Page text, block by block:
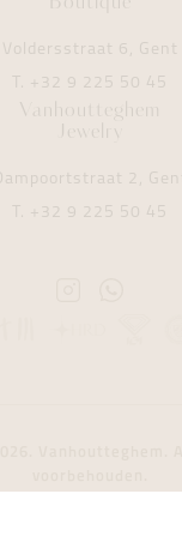
Boutique
Voldersstraat 6, Gent
T. +32 9 225 50 45
Vanhoutteghem
Jewelry
Dampoortstraat 2, Gent
T. +32 9 225 50 45